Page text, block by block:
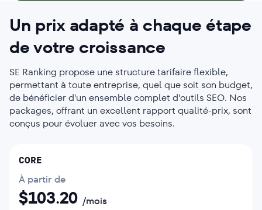
Un prix adapté à chaque étape
de votre croissance
SE Ranking propose une structure tarifaire flexible,
permettant à toute entreprise, quel que soit son budget,
de bénéficier d'un ensemble complet d'outils SEO. Nos
packages, offrant un excellent rapport qualité-prix, sont
conçus pour évoluer avec vos besoins.
CORE
À partir de
$103.20 /mois